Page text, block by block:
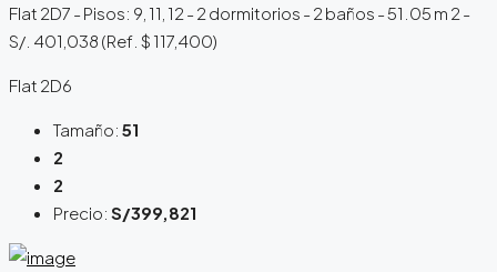
Flat 2D7 - Pisos: 9, 11, 12 - 2 dormitorios - 2 baños - 51.05 m 2 -
S/. 401,038 (Ref. $ 117,400)
Flat 2D6
Tamaño: 51
2
2
Precio: S/399,821